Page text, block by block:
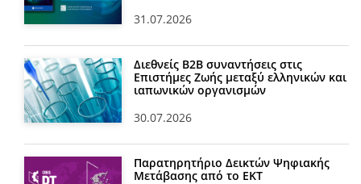
31.07.2026
Διεθνείς Β2Β συναντήσεις στις
Επιστήμες Ζωής μεταξύ ελληνικών και
ιαπωνικών οργανισμών
30.07.2026
Παρατηρητήριο Δεικτών Ψηφιακής
Μετάβασης από το ΕΚΤ